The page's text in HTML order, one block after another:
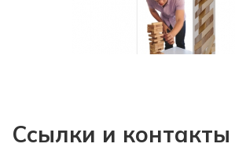
Ссылки и контакты